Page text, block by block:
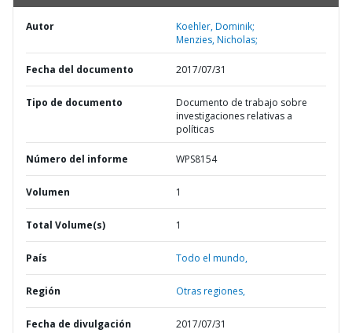
Autor
Koehler, Dominik;
Menzies, Nicholas;
Fecha del documento 2017/07/31
Tipo de documento
Documento de trabajo sobre
investigaciones relativas a
políticas
Número del informe WPS8154
Volumen 1
Total Volume(s) 1
País Todo el mundo,
Región Otras regiones,
Fecha de divulgación 2017/07/31